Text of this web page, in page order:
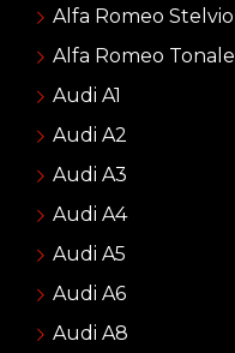
Alfa Romeo Stelvio
Alfa Romeo Tonale
Audi A1
Audi A2
Audi A3
Audi A4
Audi A5
Audi A6
Audi A8